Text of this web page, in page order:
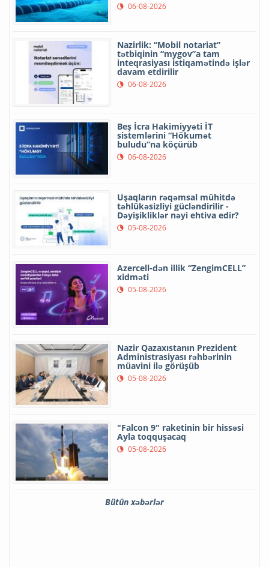
06-08-2026
Nazirlik: “Mobil notariat”
tətbiqinin “mygov”a tam
inteqrasiyası istiqamətində işlər
davam etdirilir
06-08-2026
Beş İcra Hakimiyyəti İT
sistemlərini “Hökumət
buludu”na köçürüb
06-08-2026
Uşaqların rəqəmsal mühitdə
təhlükəsizliyi gücləndirilir -
Dəyişikliklər nəyi ehtiva edir?
05-08-2026
Azercell-dən illik “ZengimCELL”
xidməti
05-08-2026
Nazir Qazaxıstanın Prezident
Administrasiyası rəhbərinin
müavini ilə görüşüb
05-08-2026
"Falcon 9" raketinin bir hissəsi
Ayla toqquşacaq
05-08-2026
Bütün xəbərlər